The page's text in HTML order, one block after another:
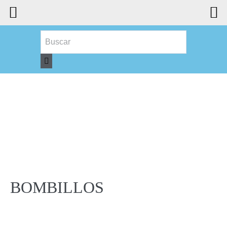
BOMBILLOS